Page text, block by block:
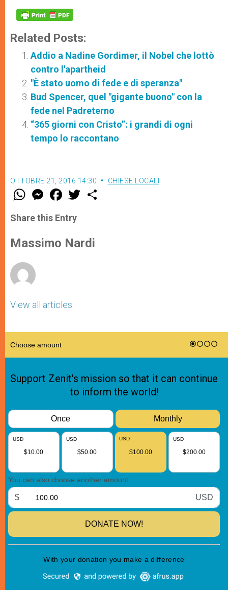
Related Posts:
Addio a Nadine Gordimer, il Nobel che lottò
contro l'apartheid
"È stato uomo di fede e di speranza"
Bud Spencer, quel "gigante buono" con la
fede nel Padreterno
“365 giorni con Cristo”: i grandi di ogni
tempo lo raccontano
OTTOBRE 21, 2016 14:30 CHIESE LOCALI
W
t
s
p
p
M
e
s
e
g
e
F
a
e
b
o
k
w
r
Share this Entry
Massimo Nardi
View all articles